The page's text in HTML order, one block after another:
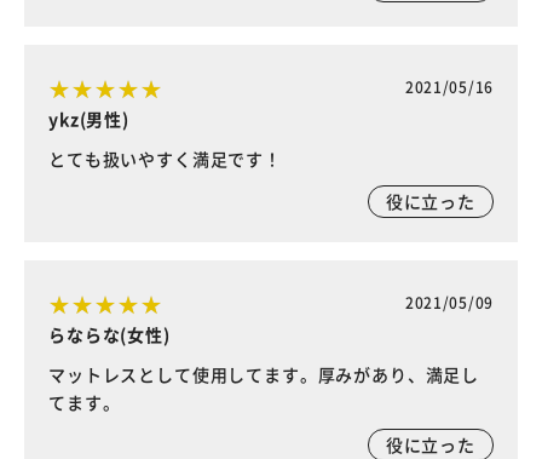
2021/05/16
ykz(男性)
とても扱いやすく満足です！
役に立った
2021/05/09
らならな(女性)
マットレスとして使用してます。厚みがあり、満足し
てます。
役に立った